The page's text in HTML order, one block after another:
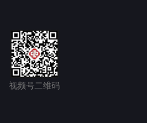
视频号二维码